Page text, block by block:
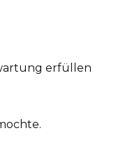
erfüllen